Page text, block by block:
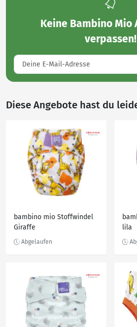
Keine Bambino Mio
verpassen!
Diese Angebote hast du
bambino mio Stoffwindel
Giraffe
lila